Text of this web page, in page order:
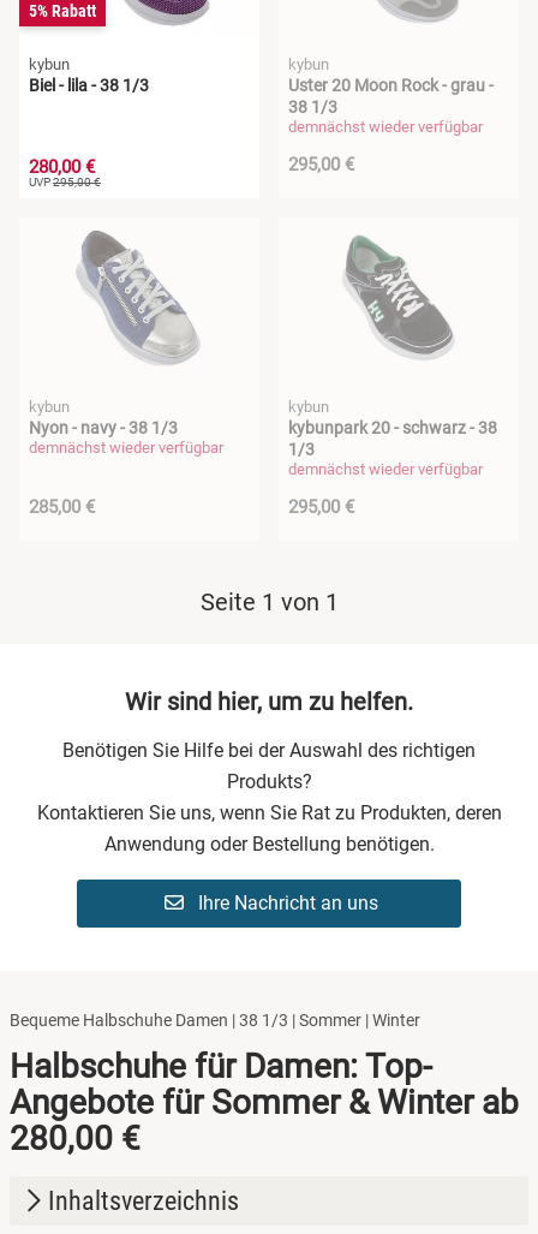
5% Rabatt
kybun
Biel - lila - 38 1/3
280,00 €
UVP295,00 €
kybun
Uster 20 Moon Rock - grau -
38 1/3
demnächst wieder verfügbar
295,00 €
kybun
Nyon - navy - 38 1/3
demnächst wieder verfügbar
285,00 €
kybun
kybunpark 20 - schwarz - 38
1/3
demnächst wieder verfügbar
295,00 €
Seite 1 von 1
Wir sind hier, um zu helfen.
Benötigen Sie Hilfe bei der Auswahl des richtigen
Produkts?
Kontaktieren Sie uns, wenn Sie Rat zu Produkten, deren
Anwendung oder Bestellung benötigen.
Ihre Nachricht an uns
Bequeme Halbschuhe Damen | 38 1/3 | Sommer | Winter
Halbschuhe für Damen: Top-
Angebote für Sommer & Winter ab
280,00 €
Inhaltsverzeichnis